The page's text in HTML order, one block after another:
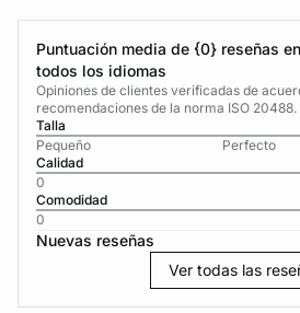
Puntuación media de {0} reseñas en
todos los idiomas
Opiniones de clientes verificadas de
recomendaciones de la norma ISO 20488.
Talla
Pequeño
Perfecto
Calidad
0
Comodidad
0
Nuevas reseñas
Ver todas las